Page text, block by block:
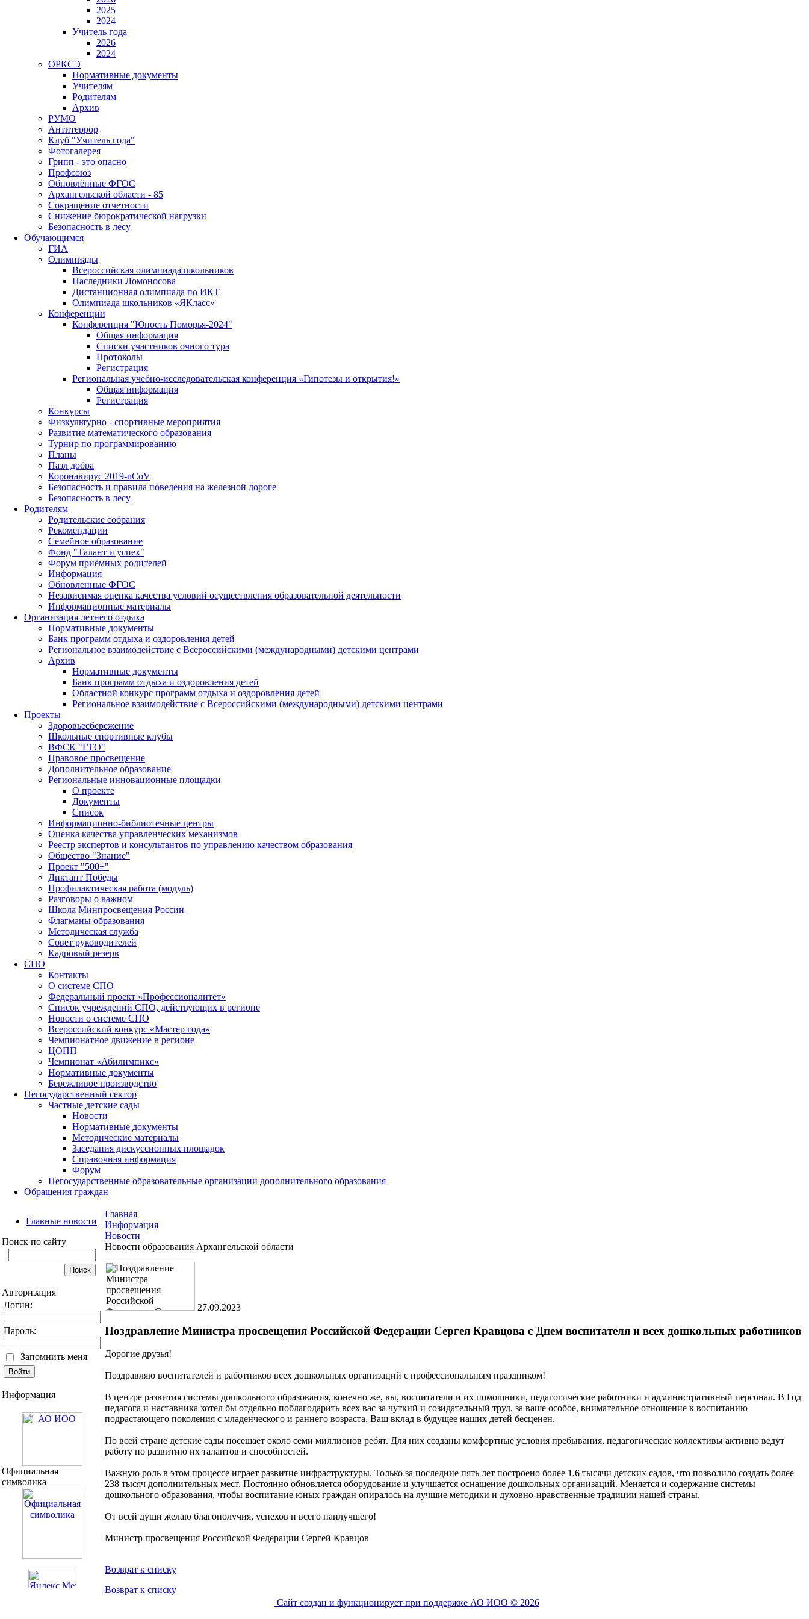
2025
2024
Учитель года
2026
2024
ОРКСЭ
Нормативные документы
Учителям
Родителям
Архив
РУМО
Антитеррор
Клуб "Учитель года"
Фотогалерея
Грипп - это опасно
Профсоюз
Обновлённые ФГОС
Архангельской области - 85
Сокращение отчетности
Снижение бюрократической нагрузки
Безопасность в лесу
Обучающимся
ГИА
Олимпиады
Всероссийская олимпиада школьников
Наследники Ломоносова
Дистанционная олимпиада по ИКТ
Олимпиада школьников «ЯКласс»
Конференции
Конференция "Юность Поморья-2024"
Общая информация
Списки участников очного тура
Протоколы
Регистрация
Региональная учебно-исследовательская конференция «Гипотезы и открытия!»
Общая информация
Регистрация
Конкурсы
Физкультурно - спортивные мероприятия
Развитие математического образования
Турнир по программированию
Планы
Пазл добра
Коронавирус 2019-nCoV
Безопасность и правила поведения на железной дороге
Безопасность в лесу
Родителям
Родительские собрания
Рекомендации
Семейное образование
Фонд "Талант и успех"
Форум приёмных родителей
Информация
Обновленные ФГОС
Независимая оценка качества условий осуществления образовательной деятельности
Информационные материалы
Организация летнего отдыха
Нормативные документы
Банк программ отдыха и оздоровления детей
Региональное взаимодействие с Всероссийскими (международными) детскими центрами
Архив
Нормативные документы
Банк программ отдыха и оздоровления детей
Областной конкурс программ отдыха и оздоровления детей
Региональное взаимодействие с Всероссийскими (международными) детскими центрами
Проекты
Здоровьесбережение
Школьные спортивные клубы
ВФСК "ГТО"
Правовое просвещение
Дополнительное образование
Региональные инновационные площадки
О проекте
Документы
Список
Информационно-библиотечные центры
Оценка качества управленческих механизмов
Реестр экспертов и консультантов по управлению качеством образования
Общество "Знание"
Проект "500+"
Диктант Победы
Профилактическая работа (модуль)
Разговоры о важном
Школа Минпросвещения России
Флагманы образования
Методическая служба
Совет руководителей
Кадровый резерв
СПО
Контакты
О системе СПО
Федеральный проект «Профессионалитет»
Список учреждений СПО, действующих в регионе
Новости о системе СПО
Всероссийский конкурс «Мастер года»
Чемпионатное движение в регионе
ЦОПП
Чемпионат «Абилимпикс»
Нормативные документы
Бережливое производство
Негосударственный сектор
Частные детские сады
Новости
Нормативные документы
Методические материалы
Заседания дискуссионных площадок
Справочная информация
Форум
Негосударственные образовательные организации дополнительного образования
Обращения граждан
Главные новости
Поиск по сайту
Авторизация
Логин:
Пароль:
Запомнить меня
Информация
Официальная
символика
Главная
Информация
Новости
Новости образования Архангельской области
27.09.2023
Поздравление Министра просвещения Российской Федерации Сергея Кравцова с Днем воспитателя и всех дошкольных работников
Дорогие друзья!
Поздравляю воспитателей и работников всех дошкольных организаций с профессиональным праздником!
В центре развития системы дошкольного образования, конечно же, вы, воспитатели и их помощники, педагогические работники и административный персонал. В Год
педагога и наставника хотел бы отдельно поблагодарить всех вас за чуткий и созидательный труд, за ваше особое, внимательное отношение к воспитанию
подрастающего поколения с младенческого и раннего возраста. Ваш вклад в будущее наших детей бесценен.
По всей стране детские сады посещает около семи миллионов ребят. Для них созданы комфортные условия пребывания, педагогические коллективы активно ведут
работу по развитию их талантов и способностей.
Важную роль в этом процессе играет развитие инфраструктуры. Только за последние пять лет построено более 1,6 тысячи детских садов, что позволило создать более
238 тысяч дополнительных мест. Постоянно обновляется оборудование и улучшается оснащение дошкольных организаций. Меняется и содержание системы
дошкольного образования, чтобы воспитание юных граждан опиралось на лучшие методики и духовно-нравственные традиции нашей страны.
От всей души желаю благополучия, успехов и всего наилучшего!
Министр просвещения Российской Федерации Сергей Кравцов
Возврат к списку
Возврат к списку
Сайт создан и функционирует при поддержке АО ИОО © 2026